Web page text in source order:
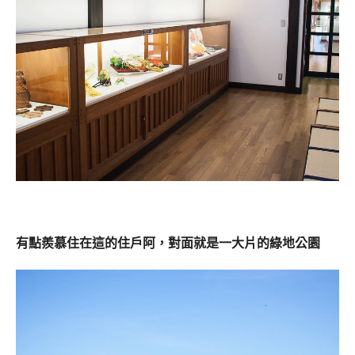
有點羨慕住在這的住戶阿， 對面就是一大片的綠地公園